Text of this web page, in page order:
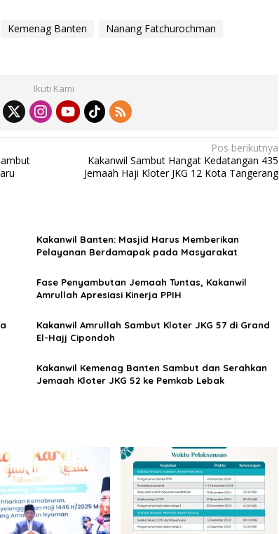
Kemenag Banten
Nanang Fatchurochman
Ikuti Kami
Pos berikutnya
Kakanwil Sambut Hangat Kedatangan 435
Jemaah Haji Kloter JKG 12 Kota Tangerang
Kakanwil Banten: Masjid Harus Memberikan
Pelayanan Berdamapak pada Masyarakat
Fase Penyambutan Jemaah Tuntas, Kakanwil
Amrullah Apresiasi Kinerja PPIH
Kakanwil Amrullah Sambut Kloter JKG 57 di Grand
El-Hajj Cipondoh
Kakanwil Kemenag Banten Sambut dan Serahkan
Jemaah Kloter JKG 52 ke Pemkab Lebak